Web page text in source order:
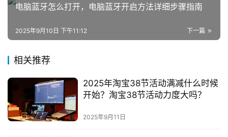
答
区
电脑蓝牙怎么打开，电脑蓝牙开启方法详细步骤指南
下一篇
2025年9月10日 下午11:12
相关推荐
2025年淘宝38节活动满减什么时候
开始？淘宝38节活动力度大吗？
2025年9月11日